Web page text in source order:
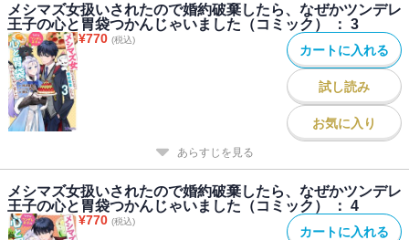
メシマズ女扱いされたので婚約破棄したら、なぜかツンデレ
王子の心と胃袋つかんじゃいました（コミック） ： 3
¥770 (税込)
カートに入れる
試し読み
お気に入り
あらすじを見る
メシマズ女扱いされたので婚約破棄したら、なぜかツンデレ
王子の心と胃袋つかんじゃいました（コミック） ： 4
¥770 (税込)
カートに入れる